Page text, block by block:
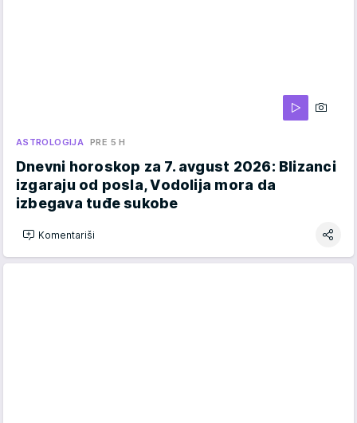
ASTROLOGIJA PRE 5 H
Dnevni horoskop za 7. avgust 2026: Blizanci
izgaraju od posla, Vodolija mora da
izbegava tuđe sukobe
Komentariši